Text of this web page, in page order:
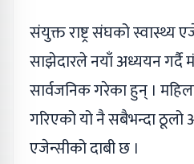
संयुक्त राष्ट्र संघको स्वास्थ्य
साझेदारले नयाँ अध्ययन गर्दै
सार्वजनिक गरेका हुन् ।
गरिएको यो नै सबैभन्दा
एजेन्सीको दाबी छ ।